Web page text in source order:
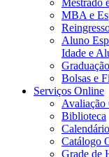
Mestrado
MBA e
Aluno
Idade e
Bolsas e
Serviços Online
Avaliação
Biblioteca
Catálogo
Grade de